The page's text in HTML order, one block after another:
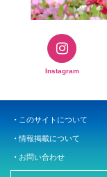
Instagram
このサイトについて
情報掲載について
お問い合わせ